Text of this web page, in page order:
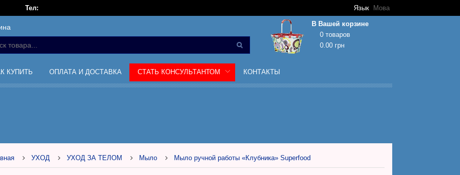
Язык Мова
Тел:
В Вашей корзине
0 товаров
0.00 грн
Корзина покупок пуста!
КУПИТЬ ОПЛАТА И ДОСТАВКА СТАТЬ КОНСУЛЬТАНТОМ КОНТАКТЫ
УХОД УХОД ЗА ТЕЛОМ Мыло Мыло ручной работы «Клубника» Superfood